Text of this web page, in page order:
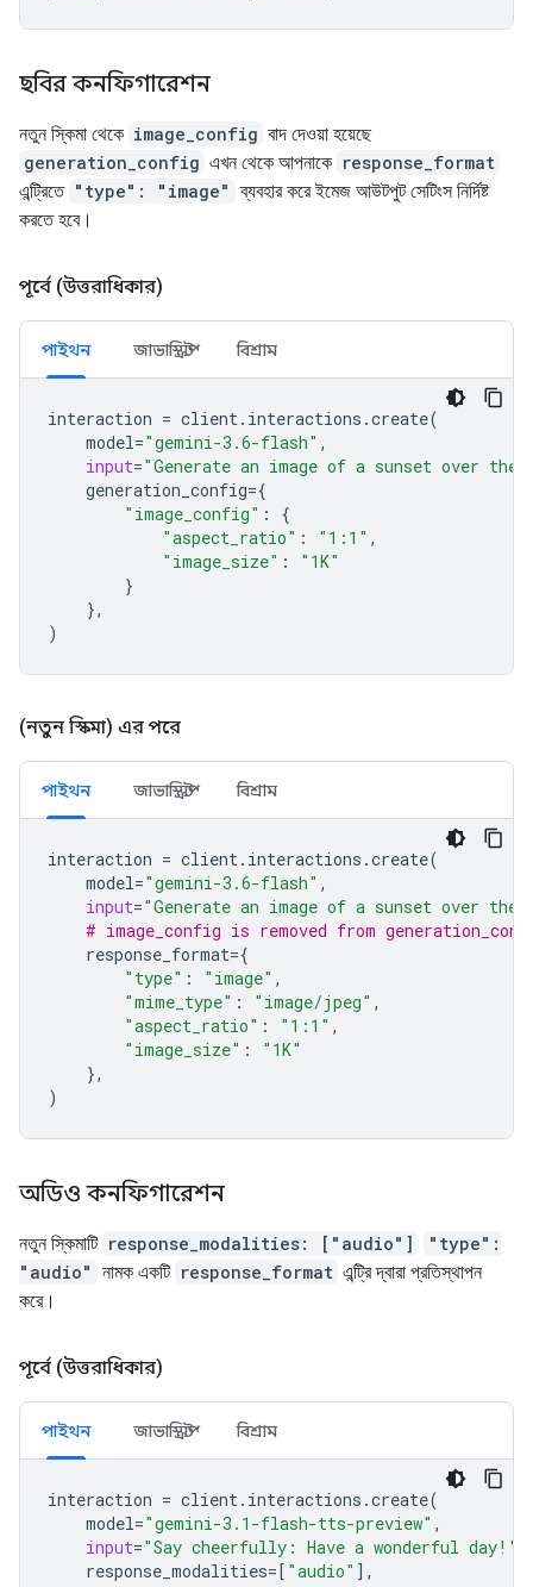
ছবির কনফিগারেশন
নতুন স্কিমা থেকে image_config বাদ দেওয়া হয়েছে
generation_config এখন থেকে আপনাকে response_format
এন্ট্রিতে "type": "image" ব্যবহার করে ইমেজ আউটপুট সেটিংস নির্দিষ্ট
করতে হবে।
পূর্বে (উত্তরাধিকার)
পাইথন জাভাস্ক্রিপ্ট বিশ্রাম
interaction = client. interactions .create(
model="gemini-3.6-flash" ,
input="Generate an image of a sunset over the
generation_config={
"image_config" :
{
"aspect_ratio" : "1:1" ,
"image_size" :
"1K"
}
},
)
(নতুন স্কিমা) এর পরে
পাইথন জাভাস্ক্রিপ্ট বিশ্রাম
interaction = client. interactions .create(
model="gemini-3.6-flash" ,
input="Generate an image of a sunset over the
# image_config is removed from
response_format={
"type" : "image" ,
"mime_type" : "image/jpeg" ,
"aspect_ratio" : "1:1" ,
"image_size" :
"1K"
},
)
অডিও কনফিগারেশন
নতুন স্কিমাটি response_modalities: ["audio"]
"type":
"audio" নামক একটি response_format এন্ট্রি দ্বারা প্রতিস্থাপন
করে।
পূর্বে (উত্তরাধিকার)
পাইথন জাভাস্ক্রিপ্ট বিশ্রাম
interaction = client. interactions .create(
model="gemini-3.1-flash-tts-preview" ,
input="Say cheerfully: Have a wonderful day!"
response_modalities=[ "audio" ],